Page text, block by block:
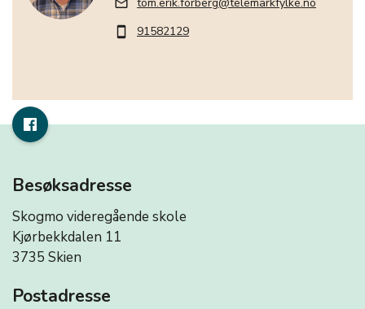
mail_outline tom.erik.forberg@telemarkfylke.no
smartphone 91582129
Besøksadresse
Skogmo videregående skole
Kjørbekkdalen 11
3735 Skien
Postadresse